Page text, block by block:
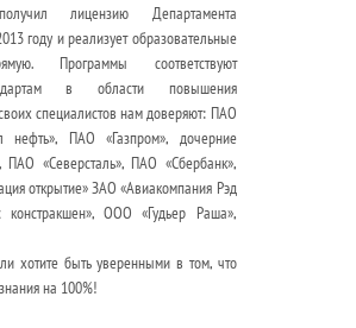
лицензию Департамента
году и реализует образовательные
Программы соответствуют
в области повышения
специалистов нам доверяют: ПАО
ПАО «Газпром», дочерние
ПАО «Северсталь», ПАО «Сбербанк»,
открытие» ЗАО «Авиакомпания Рэд
констракшен», ООО «Гудьер Раша»,
хотите быть уверенными в том, что
на 100%!